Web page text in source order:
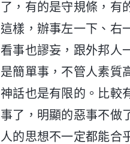
了，有的是守規條，有
這樣，辦事左一下、右
看事也謬妄，跟外邦人
是簡單事，不管人素質
神話也是有限的。比較
事了，明顯的惡事不做
人的思想不一定都能合